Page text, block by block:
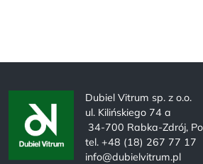
Dubiel Vitrum sp. z o.o.
ul. Kilińskiego 74 a
34-700 Rabka-Zdrój,
tel. +48 (18) 267 77 17
info@dubielvitrum.pl